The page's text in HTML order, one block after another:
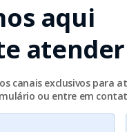
aqui
atender
canais exclusivos para
ou entre em